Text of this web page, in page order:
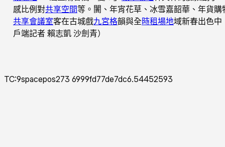
感比例對共享空間等。闠、年宵花草、冰雪嘉韶華、年貨
共享會議室客在古城戲九宮格韻與全時租場地域新春出色中
戶端記者 賴志凱 沙劍青）
TC:9spacepos273 6999fd77de7dc6.54452593